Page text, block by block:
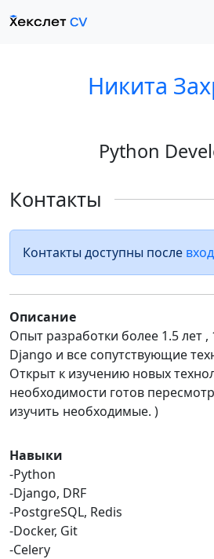
Никита
Python
Контакты
Контакты доступны после
Описание
Опыт разработки более 1.5 лет ,
Django и все сопутствующие
Открыт к изучению новых
необходимости готов
изучить необходимые. )
Навыки
-Python
-Django, DRF
-PostgreSQL, Redis
-Docker, Git
-Celery